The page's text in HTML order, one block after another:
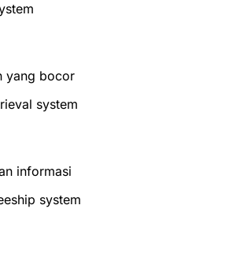
yang bocor
system
informasi
system